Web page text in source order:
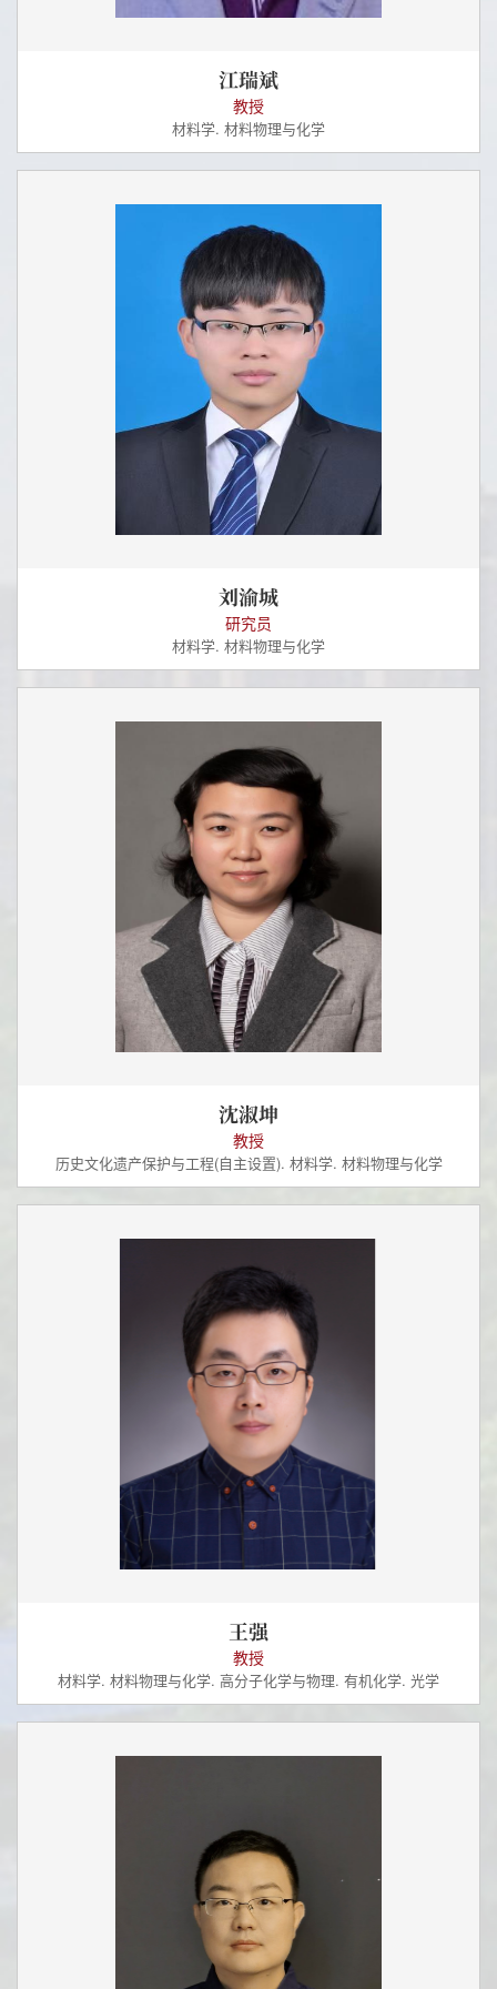
江瑞斌
教授
材料学. 材料物理与化学
刘渝城
研究员
材料学. 材料物理与化学
沈淑坤
教授
历史文化遗产保护与工程(自主设置). 材料学. 材料物理与化学
王强
教授
材料学. 材料物理与化学. 高分子化学与物理. 有机化学. 光学